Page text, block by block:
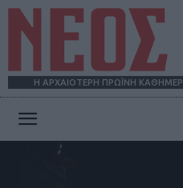
Η ΑΡΧΑΙΟΤΕΡΗ ΠΡΩΪΝΗ